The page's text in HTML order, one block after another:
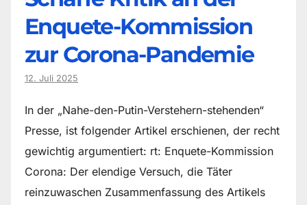
Enquete-Kommission
zur Corona-Pandemie
12. Juli 2025
In der „Nahe-den-Putin-Verstehern-stehenden“
Presse, ist folgender Artikel erschienen, der recht
gewichtig argumentiert: rt: Enquete-Kommission
Corona: Der elendige Versuch, die Täter
reinzuwaschen Zusammenfassung des Artikels